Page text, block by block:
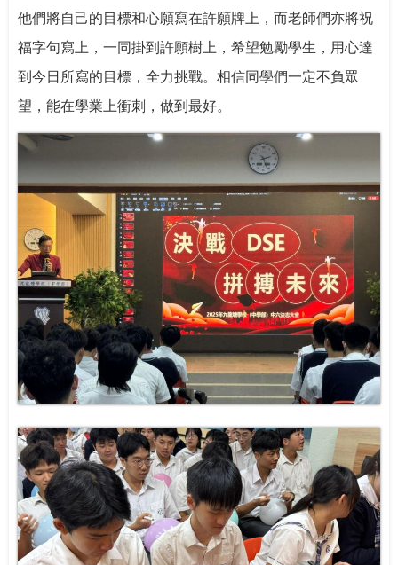
他們將自己的目標和心願寫在許願牌上，而老師們亦將祝
福字句寫上，一同掛到許願樹上，希望勉勵學生，用心達
到今日所寫的目標，全力挑戰。相信同學們一定不負眾
望，能在學業上衝刺，做到最好。